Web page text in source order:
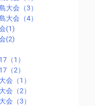
大会（3）
大会（4）
(1)
(2)
（1）
（2）
会（1）
会（2）
会（3）